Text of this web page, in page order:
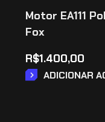
Motor EA111
Fox
R$1.400,00
ADICIONAR